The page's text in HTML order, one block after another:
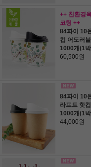
++ 친환경
코팅 ++
84파이 10
컵 어도러블
1000개(1
60,500원
84파이 10
라프트 핫컵
1000개(1
44,000원